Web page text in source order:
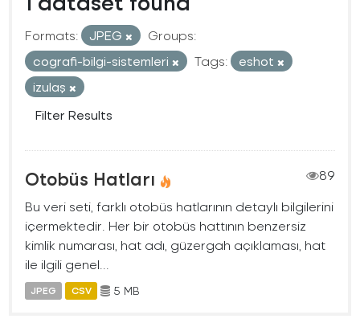
Formats: JPEG
Groups:
cografi-bilgi-sistemleri
Tags:
eshot
izulaş
Filter Results
Otobüs Hatları
89
Bu veri seti, farklı otobüs hatlarının detaylı bilgilerini
içermektedir. Her bir otobüs hattının benzersiz
kimlik numarası, hat adı, güzergah açıklaması, hat
ile ilgili genel...
JPEG CSV 5 MB